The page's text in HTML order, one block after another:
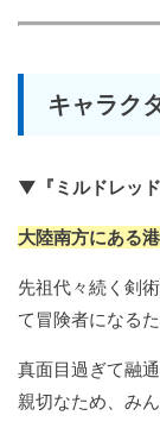
キャラク
▼『ミルドレッ
大陸南方にある
先祖代々続く剣
て冒険者になる
真面目過ぎて融
親切なため、み